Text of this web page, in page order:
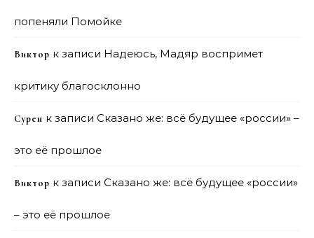
попеняли Помойке
Виктор к записи Надеюсь, Мадяр воспримет
критику благосклонно
Сурен к записи Сказано же: всё будущее «россии» –
это её прошлое
Виктор к записи Сказано же: всё будущее «россии»
– это её прошлое